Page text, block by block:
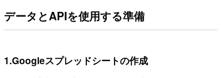
データとAPIを使用する準備
1.Googleスプレッドシートの作成